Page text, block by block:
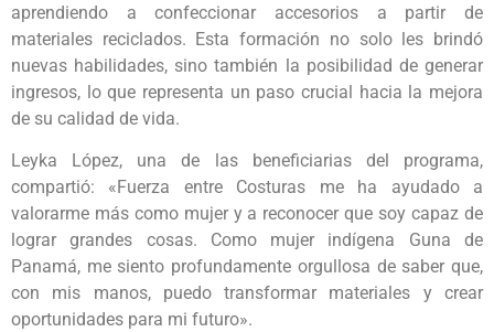
aprendiendo a confeccionar accesorios a partir de
materiales reciclados. Esta formación no solo les brindó
nuevas habilidades, sino también la posibilidad de generar
ingresos, lo que representa un paso crucial hacia la mejora
de su calidad de vida.
Leyka López, una de las beneficiarias del programa,
compartió: «Fuerza entre Costuras me ha ayudado a
valorarme más como mujer y a reconocer que soy capaz de
lograr grandes cosas. Como mujer indígena Guna de
Panamá, me siento profundamente orgullosa de saber que,
con mis manos, puedo transformar materiales y crear
oportunidades para mi futuro».